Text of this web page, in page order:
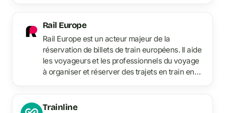
Rail Europe
Rail Europe est un acteur majeur de la
réservation de billets de train européens. Il aide
les voyageurs et les professionnels du voyage
à organiser et réserver des trajets en train en
Trainline